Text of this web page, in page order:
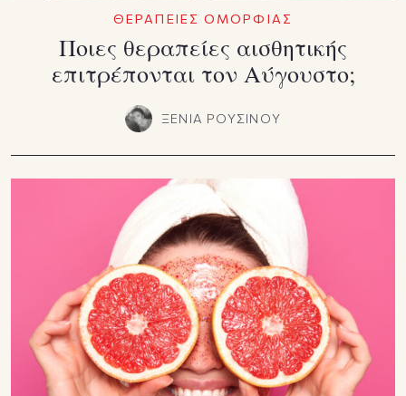
ΘΕΡΑΠΕΙΕΣ ΟΜΟΡΦΙΑΣ
Ποιες θεραπείες αισθητικής
επιτρέπονται τον Αύγουστο;
ΞΕΝΙΑ ΡΟΥΣΙΝΟΥ